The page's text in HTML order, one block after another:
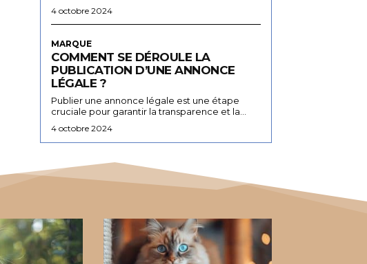
4 octobre 2024
MARQUE
COMMENT SE DÉROULE LA
PUBLICATION D’UNE ANNONCE
LÉGALE ?
Publier une annonce légale est une étape
cruciale pour garantir la transparence et la...
4 octobre 2024